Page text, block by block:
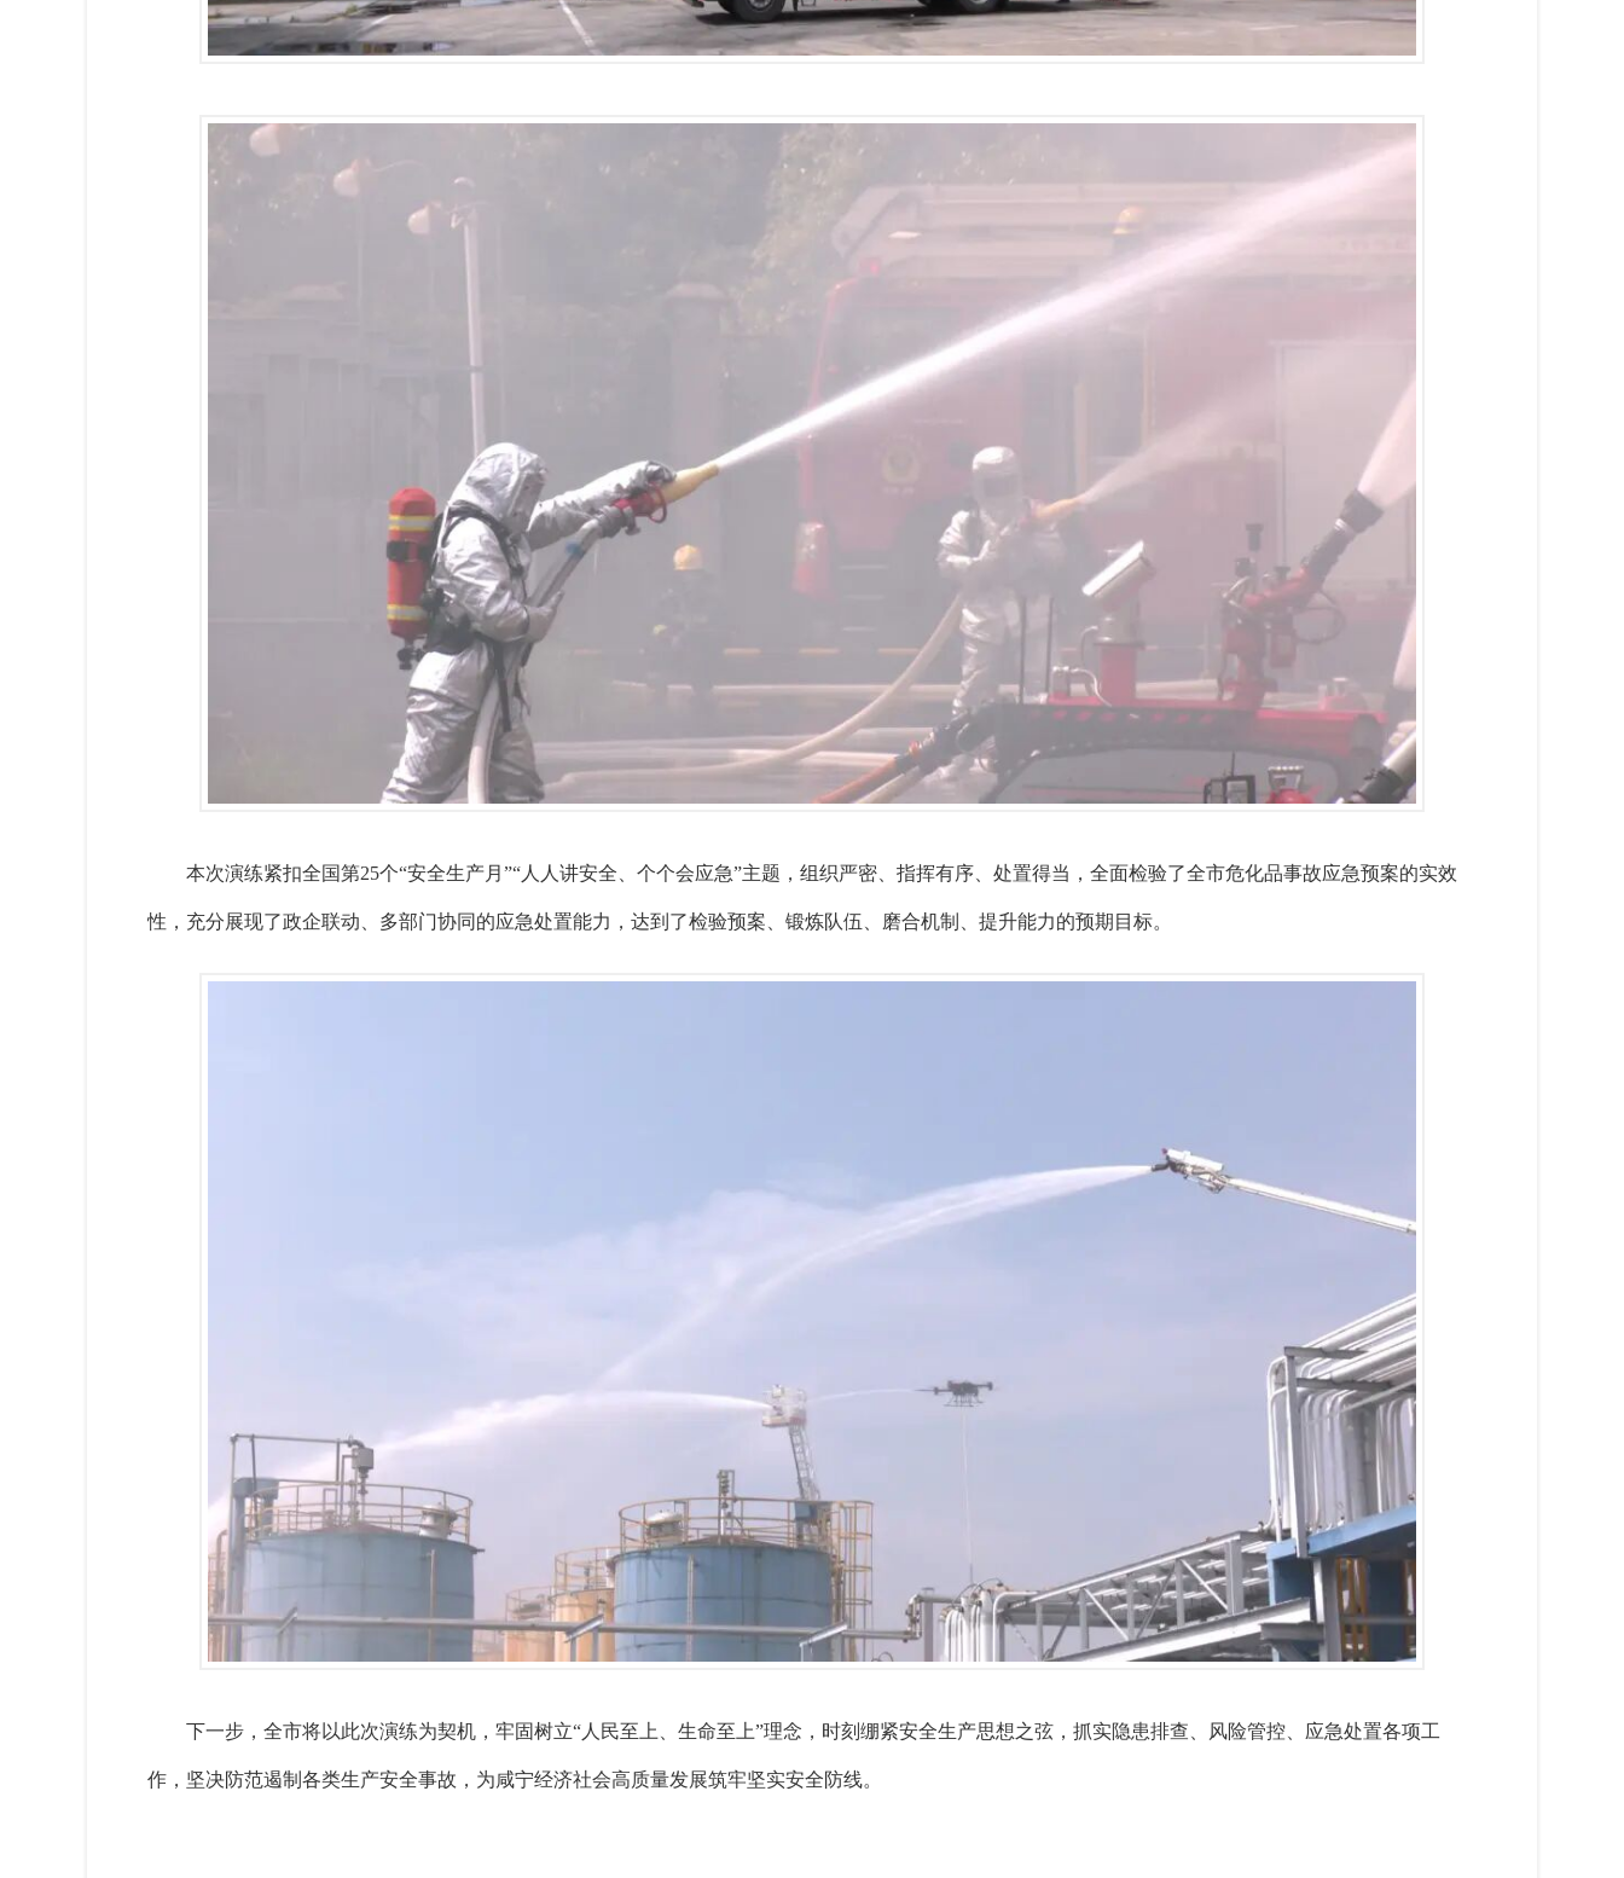
本次演练紧扣全国第25个“安全生产月”“人人讲安全、个个会应急”主题，组织严密、指挥有序、处置得当，全面检验了全市危化品事故应急预案的实效
性，充分展现了政企联动、多部门协同的应急处置能力，达到了检验预案、锻炼队伍、磨合机制、提升能力的预期目标。
下一步，全市将以此次演练为契机，牢固树立“人民至上、生命至上”理念，时刻绷紧安全生产思想之弦，抓实隐患排查、风险管控、应急处置各项工
作，坚决防范遏制各类生产安全事故，为咸宁经济社会高质量发展筑牢坚实安全防线。